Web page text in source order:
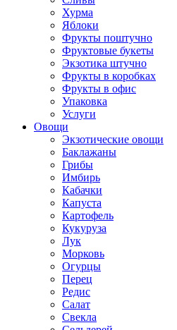
Хурма
Яблоки
Фрукты поштучно
Фруктовые букеты
Экзотика штучно
Фрукты в коробках
Фрукты в офис
Упаковка
Услуги
Овощи
Экзотические овощи
Баклажаны
Грибы
Имбирь
Кабачки
Капуста
Картофель
Кукуруза
Лук
Морковь
Огурцы
Перец
Редис
Салат
Свекла